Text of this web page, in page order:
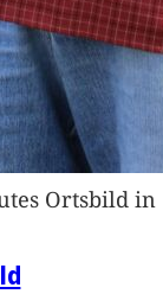
Ortsbild